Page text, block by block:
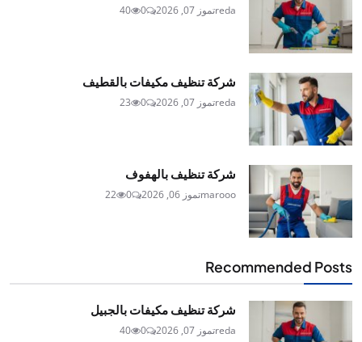
redaتموز 07, 2026 0
40
شركة تنظيف مكيفات بالقطيف
redaتموز 07, 2026 0
23
شركة تنظيف بالهفوف
maroooتموز 06, 2026 0
22
Recommended Posts
شركة تنظيف مكيفات بالجبيل
redaتموز 07, 2026 0
40